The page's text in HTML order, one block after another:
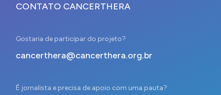
CONTATO CANCERTHERA
Gostaria de participar do projeto?
cancerthera@cancerthera.org.br
É jornalista e precisa de apoio com uma pauta?